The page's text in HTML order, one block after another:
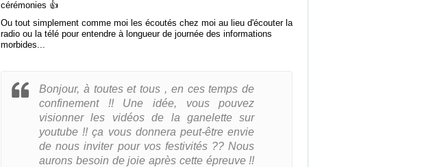
cérémonies 👍
Ou tout simplement comme moi les écoutés chez moi au lieu d'écouter la
radio ou la télé pour entendre à longueur de journée des informations
morbides...
Bonjour, à toutes et tous , en ces temps de
confinement !! Une idée, vous pouvez
visionner les vidéos de la ganelette sur
youtube !! ça vous donnera peut-être envie
de nous inviter pour vos festivités ?? Nous
aurons besoin de joie après cette épreuve !!